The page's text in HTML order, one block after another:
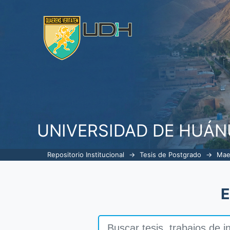
UNIVERSIDAD DE
Gestión administrativa y el
ejecución de la obra
industrial hermilio valdizan
Repositorio Institucional → Tesis de Postgrado →